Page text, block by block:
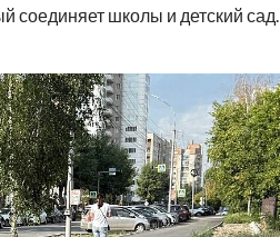
соединяет школы и детский сад.